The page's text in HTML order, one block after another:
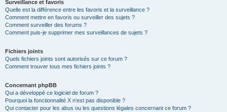
Surveillance et favoris
Quelle est la différence entre les favoris et la surveillance ?
Comment mettre en favoris ou surveiller des sujets ?
Comment surveiller des forums ?
Comment puis-je supprimer mes surveillances de sujets ?
Fichiers joints
Quels fichiers joints sont autorisés sur ce forum ?
Comment trouver tous mes fichiers joints ?
Concernant phpBB
Qui a développé ce logiciel de forum ?
Pourquoi la fonctionnalité X n’est pas disponible ?
Qui contacter pour les abus ou les questions légales concernant ce forum ?